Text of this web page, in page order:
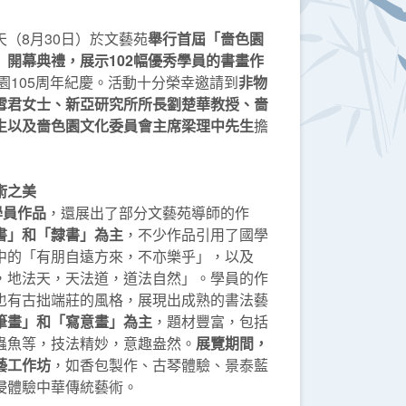
（8月30日）於文藝苑舉行首屆「嗇色園
幕典禮，展示102幅優秀學員的書畫作
105周年紀慶。活動十分榮幸邀請到非物
女士、新亞研究所所長劉楚華教授、嗇
及嗇色園文化委員會主席梁理中先生擔
之美
作品 ，還展出了部分文藝苑導師的作
」和「隸書」為主 ，不少作品引用了國學
「有朋自遠方來，不亦樂乎」，以及
法天，天法道，道法自然」。學員的作
古拙端莊的風格，展現出成熟的書法藝
畫」和「寫意畫」為主 ，題材豐富，包括
等，技法精妙，意趣盎然。 展覽期間，
工作坊 ，如香包製作、古琴體驗、景泰藍
驗中華傳統藝術。